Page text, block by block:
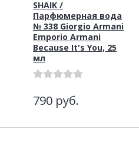
SHAIK /
Парфюмерная вода
№ 338 Giorgio Armani
Emporio Armani
Because It's You, 25
мл
790 руб.